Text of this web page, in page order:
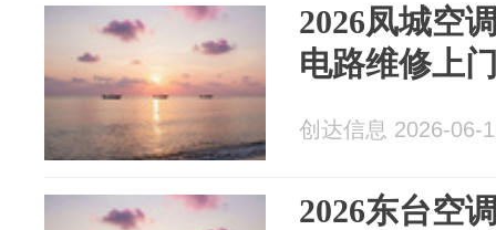
2026凤城空
电路维修上
创达信息 2026-06-
2026东台空